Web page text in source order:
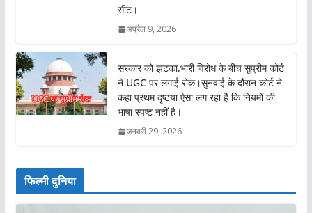
सीट।
अप्रैल 9, 2026
सरकार को झटका,भारी विरोध के बीच सुप्रीम कोर्ट
ने UGC पर लगाई रोक।सुनवाई के दौरान कोर्ट ने
कहा प्रथम दृष्टया ऐसा लग रहा है कि नियमों की
भाषा स्पष्ट नहीं है।
जनवरी 29, 2026
फिल्मी दुनिया